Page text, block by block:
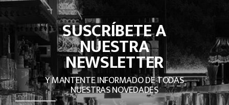
SUSCRÍBETE A
NUESTRA
NEWSLETTER
Y MANTENTE INFORMADO DE TODAS
NUESTRAS NOVEDADES